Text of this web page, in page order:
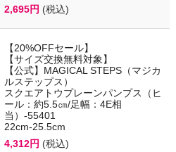
2,695円 (税込)
【20%OFFセール】
【サイズ交換無料対象】
【公式】MAGICAL STEPS（マジカ
ルステップス）
スクエアトウプレーンパンプス（ヒ
ール：約5.5㎝/足幅：4E相
当）-55401
22cm-25.5cm
4,312円 (税込)